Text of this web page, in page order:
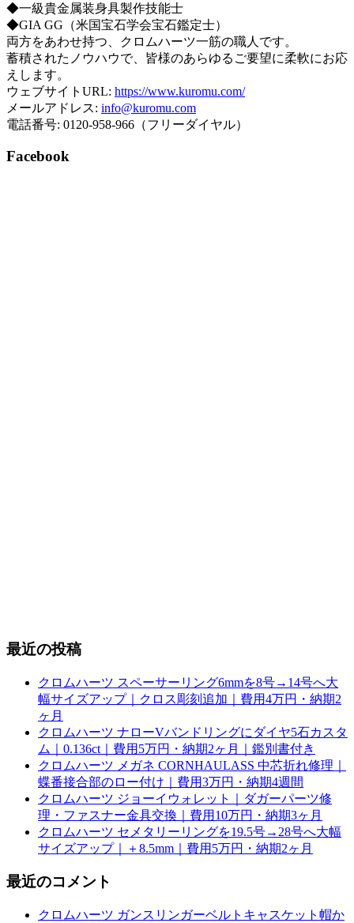
◆一級貴金属装身具製作技能士
◆GIA GG（米国宝石学会宝石鑑定士）
両方をあわせ持つ、クロムハーツ一筋の職人です。
蓄積されたノウハウで、皆様のあらゆるご要望に柔軟にお応
えします。
ウェブサイトURL: https://www.kuromu.com/
メールアドレス: info@kuromu.com
電話番号: 0120-958-966（フリーダイヤル）
Facebook
最近の投稿
クロムハーツ スペーサーリング6mmを8号→14号へ大
幅サイズアップ｜クロス彫刻追加｜費用4万円・納期2
ヶ月
クロムハーツ ナローVバンドリングにダイヤ5石カスタ
ム｜0.136ct｜費用5万円・納期2ヶ月｜鑑別書付き
クロムハーツ メガネ CORNHAULASS 中芯折れ修理｜
蝶番接合部のロー付け｜費用3万円・納期4週間
クロムハーツ ジョーイウォレット｜ダガーパーツ修
理・ファスナー金具交換｜費用10万円・納期3ヶ月
クロムハーツ セメタリーリングを19.5号→28号へ大幅
サイズアップ｜＋8.5mm｜費用5万円・納期2ヶ月
最近のコメント
クロムハーツ ガンスリンガーベルトキャスケット帽か